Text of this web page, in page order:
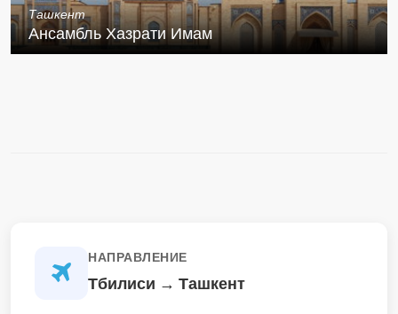
Ташкент
Ансамбль Хазрати Имам
НАПРАВЛЕНИЕ
Тбилиси → Ташкент